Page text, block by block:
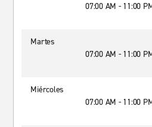
07:00 AM - 11:00
Martes
07:00 AM - 11:00
Miércoles
07:00 AM - 11:00